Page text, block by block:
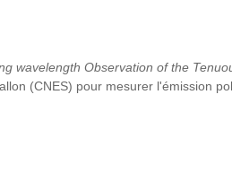
wavelength Observation of the
(CNES) pour mesurer l'émission